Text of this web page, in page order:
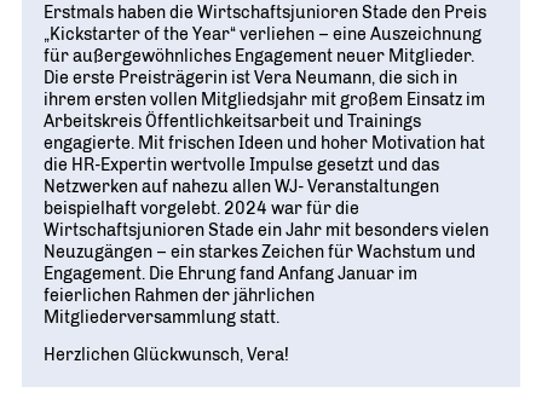
Erstmals haben die Wirtschaftsjunioren Stade den Preis
„Kickstarter of the Year“ verliehen – eine Auszeichnung
für außergewöhnliches Engagement neuer Mitglieder.
Die erste Preisträgerin ist Vera Neumann, die sich in
ihrem ersten vollen Mitgliedsjahr mit großem Einsatz im
Arbeitskreis Öffentlichkeitsarbeit und Trainings
engagierte. Mit frischen Ideen und hoher Motivation hat
die HR-Expertin wertvolle Impulse gesetzt und das
Netzwerken auf nahezu allen WJ- Veranstaltungen
beispielhaft vorgelebt. 2024 war für die
Wirtschaftsjunioren Stade ein Jahr mit besonders vielen
Neuzugängen – ein starkes Zeichen für Wachstum und
Engagement. Die Ehrung fand Anfang Januar im
feierlichen Rahmen der jährlichen
Mitgliederversammlung statt.
Herzlichen Glückwunsch, Vera!